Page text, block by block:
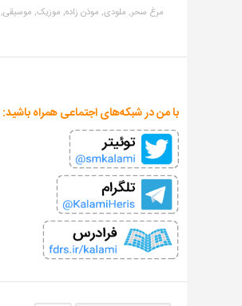
مرغ سحر, ملودی, موذن زاده, موزیک, موسیقی,
با من در شبکه‌های اجتماعی همراه باشید: